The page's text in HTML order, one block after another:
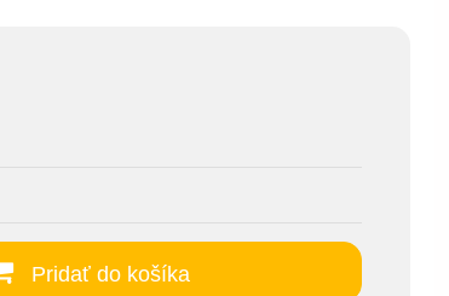
Pridať do košíka